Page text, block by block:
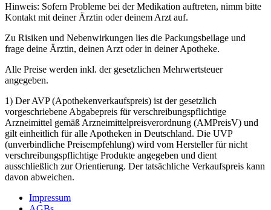
Hinweis: Sofern Probleme bei der Medikation auftreten, nimm bitte
Kontakt mit deiner Ärztin oder deinem Arzt auf.
Zu Risiken und Nebenwirkungen lies die Packungsbeilage und
frage deine Ärztin, deinen Arzt oder in deiner Apotheke.
Alle Preise werden inkl. der gesetzlichen Mehrwertsteuer
angegeben.
1) Der AVP (Apothekenverkaufspreis) ist der gesetzlich
vorgeschriebene Abgabepreis für verschreibungspflichtige
Arzneimittel gemäß Arzneimittelpreisverordnung (AMPreisV) und
gilt einheitlich für alle Apotheken in Deutschland. Die UVP
(unverbindliche Preisempfehlung) wird vom Hersteller für nicht
verschreibungspflichtige Produkte angegeben und dient
ausschließlich zur Orientierung. Der tatsächliche Verkaufspreis kann
davon abweichen.
Impressum